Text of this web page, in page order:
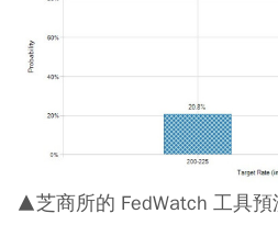
▲芝商所的 FedWatch 工具預